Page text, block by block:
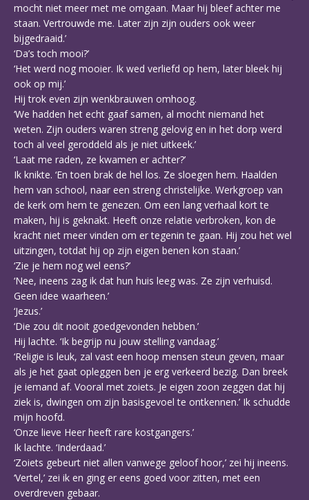
mocht niet meer met me omgaan. Maar hij bleef achter me
staan. Vertrouwde me. Later zijn zijn ouders ook weer
bijgedraaid.’
‘Da’s toch mooi?’
‘Het werd nog mooier. Ik wed verliefd op hem, later bleek hij
ook op mij.’
Hij trok even zijn wenkbrauwen omhoog.
‘We hadden het echt gaaf samen, al mocht niemand het
weten. Zijn ouders waren streng gelovig en in het dorp werd
toch al veel geroddeld als je niet uitkeek.’
‘Laat me raden, ze kwamen er achter?’
Ik knikte. ‘En toen brak de hel los. Ze sloegen hem. Haalden
hem van school, naar een streng christelijke. Werkgroep van
de kerk om hem te genezen. Om een lang verhaal kort te
maken, hij is geknakt. Heeft onze relatie verbroken, kon de
kracht niet meer vinden om er tegenin te gaan. Hij zou het wel
uitzingen, totdat hij op zijn eigen benen kon staan.’
‘Zie je hem nog wel eens?’
‘Nee, ineens zag ik dat hun huis leeg was. Ze zijn verhuisd.
Geen idee waarheen.’
‘Jezus.’
‘Die zou dit nooit goedgevonden hebben.’
Hij lachte. ‘Ik begrijp nu jouw stelling vandaag.’
‘Religie is leuk, zal vast een hoop mensen steun geven, maar
als je het gaat opleggen ben je erg verkeerd bezig. Dan breek
je iemand af. Vooral met zoiets. Je eigen zoon zeggen dat hij
ziek is, dwingen om zijn basisgevoel te ontkennen.’ Ik schudde
mijn hoofd.
‘Onze lieve Heer heeft rare kostgangers.’
Ik lachte. ‘Inderdaad.’
‘Zoiets gebeurt niet allen vanwege geloof hoor,’ zei hij ineens.
‘Vertel,’ zei ik en ging er eens goed voor zitten, met een
overdreven gebaar.